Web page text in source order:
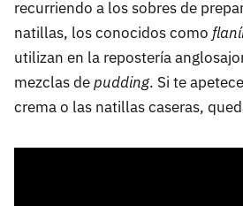
recurriendo a los sobres de
natillas, los conocidos como
utilizan en la repostería
mezclas depudding. Si te
crema o las natillas caseras,